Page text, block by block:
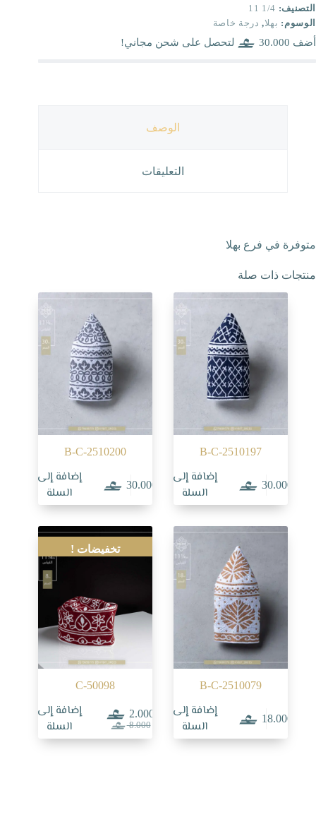
التصنيف: 1/4 11
الوسوم: بهلا, درجة خاصة
أضف 30.000 لتحصل على شحن مجاني!
الوصف
التعليقات
متوفرة في فرع بهلا
منتجات ذات صلة
B-C-2510197
30.000
إضافة إلى
السلة
B-C-2510200
30.000
إضافة إلى
السلة
B-C-2510079
18.000
إضافة إلى
السلة
تخفيضات !
C-50098
8.000السعر
الأصلي
2.000
السعر
الحالي
إضافة إلى
السلة